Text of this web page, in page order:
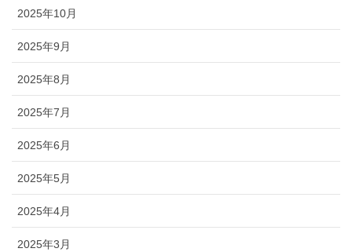
2025年10月
2025年9月
2025年8月
2025年7月
2025年6月
2025年5月
2025年4月
2025年3月